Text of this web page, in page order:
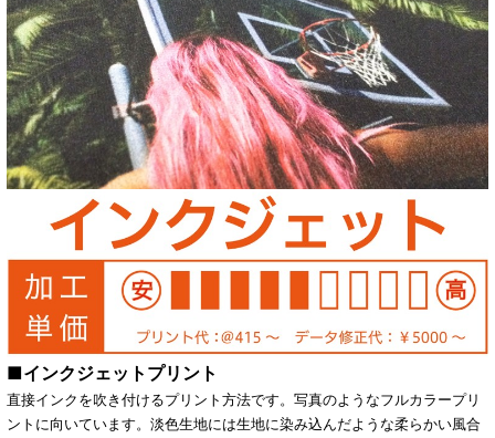
■インクジェットプリント
直接インクを吹き付けるプリント方法です。写真のようなフルカラープリ
ントに向いています。淡色生地には生地に染み込んだような柔らかい風合